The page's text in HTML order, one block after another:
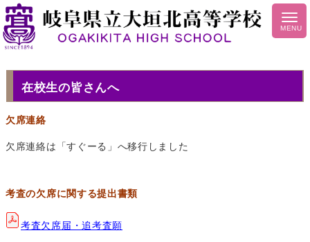
在校生の皆さんへ
欠席連絡
欠席連絡は「すぐーる」へ移行しました
考査の欠席に関する提出書類
考査欠席届・追考査願